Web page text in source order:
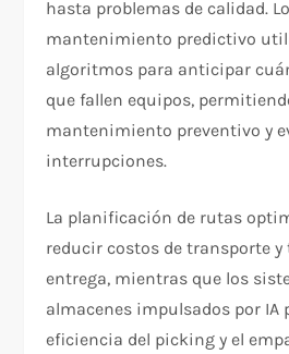
hasta problemas de calidad.
mantenimiento predictivo
algoritmos para anticipar
que fallen equipos,
mantenimiento preventivo y
interrupciones.
La planificación de rutas
reducir costos de transporte y
entrega, mientras que los
almacenes impulsados por IA
eficiencia del picking y el